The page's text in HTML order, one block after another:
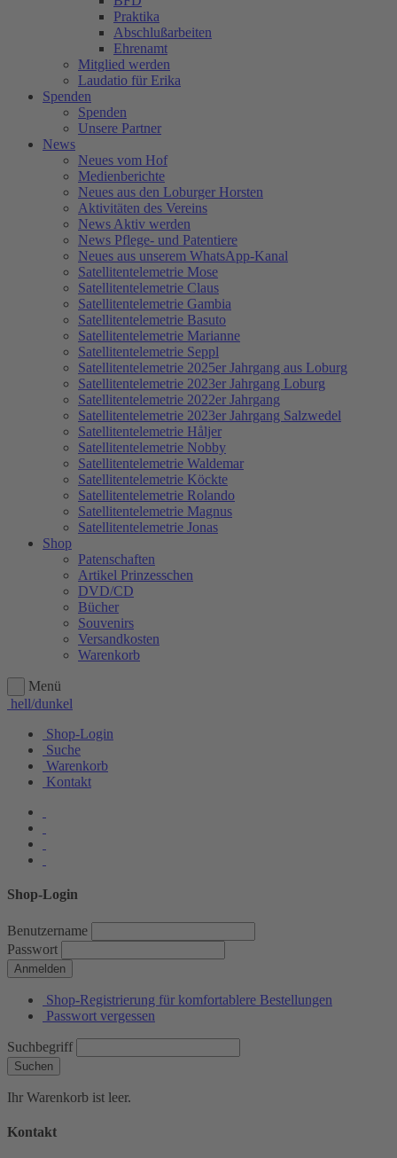
Praktika
Abschlußarbeiten
Ehrenamt
Mitglied werden
Laudatio für Erika
Spenden
Spenden
Unsere Partner
News
Neues vom Hof
Medienberichte
Neues aus den Loburger Horsten
Aktivitäten des Vereins
News Aktiv werden
News Pflege- und Patentiere
Neues aus unserem WhatsApp-Kanal
Satellitentelemetrie Mose
Satellitentelemetrie Claus
Satellitentelemetrie Gambia
Satellitentelemetrie Basuto
Satellitentelemetrie Marianne
Satellitentelemetrie Seppl
Satellitentelemetrie 2025er Jahrgang aus Loburg
Satellitentelemetrie 2023er Jahrgang Loburg
Satellitentelemetrie 2022er Jahrgang
Satellitentelemetrie 2023er Jahrgang Salzwedel
Satellitentelemetrie Håljer
Satellitentelemetrie Nobby
Satellitentelemetrie Waldemar
Satellitentelemetrie Köckte
Satellitentelemetrie Rolando
Satellitentelemetrie Magnus
Satellitentelemetrie Jonas
Shop
Patenschaften
Artikel Prinzesschen
DVD/CD
Bücher
Souvenirs
Versandkosten
Warenkorb
Menü
hell/dunkel
Shop-Login
Suche
Warenkorb
Kontakt
Shop-Login
Benutzername
Passwort
Anmelden
Shop-Registrierung für komfortablere Bestellungen
Passwort vergessen
Suchbegriff
Suchen
Ihr Warenkorb ist leer.
Kontakt